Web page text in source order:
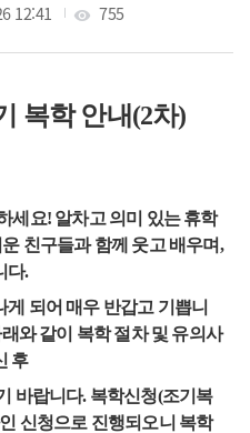
12:41 조회수
visibility 755
복학 안내(2차)
세요! 알차고 의미 있는 휴학
친구들과 함께 웃고 배우며,
다.
되어 매우 반갑고 기쁩니
와 같이 복학 절차 및 유의사
후
바랍니다. 복학신청(조기복
신청으로 진행되오니 복학